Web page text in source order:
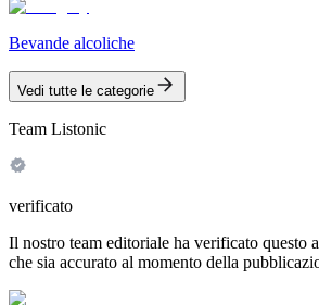
Bevande alcoliche
Vedi tutte le categorie
Team Listonic
verificato
Il nostro team editoriale ha verificato questo
che sia accurato al momento della